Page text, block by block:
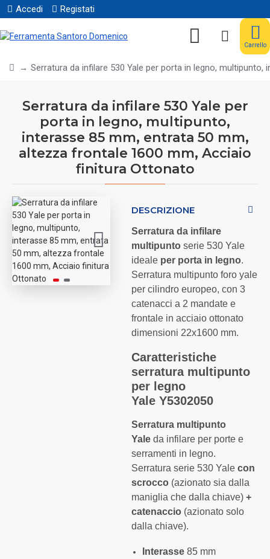
Accedi Registati
Carrello
Serratura da infilare 530 Yale per porta in legno,
Serratura da infilare 530 Yale per
porta in legno, multipunto,
interasse 85 mm, entrata 50 mm,
altezza frontale 1600 mm, Acciaio
finitura Ottonato
DESCRIZIONE
Serratura da infilare
multipunto serie 530 Yale
ideale per porta in legno.
Serratura multipunto foro yale
per cilindro europeo, con 3
catenacci a 2 mandate e
frontale in acciaio ottonato
dimensioni 22x1600 mm.
Caratteristiche
serratura multipunto
per legno
Yale Y5302050
Serratura multipunto
Yale da infilare per porte e
serramenti in legno.
Serratura serie 530 Yalecon
scrocco (azionato sia dalla
maniglia che dalla chiave)+
catenaccio (azionato solo
dalla chiave).
Interasse85 mm